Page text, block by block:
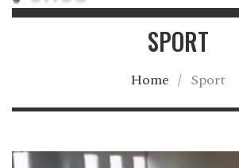
SPORT
Home / Sport